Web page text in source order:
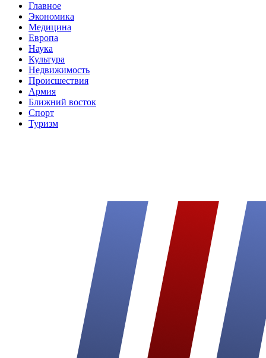
Главное
Экономика
Медицина
Европа
Наука
Культура
Недвижимость
Происшествия
Армия
Ближний восток
Спорт
Туризм